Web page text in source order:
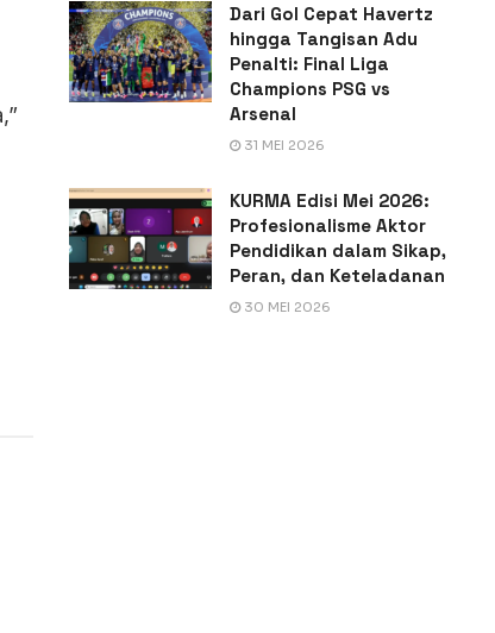
Dari Gol Cepat Havertz
hingga Tangisan Adu
Penalti: Final Liga
Champions PSG vs
Arsenal
31 MEI 2026
KURMA Edisi Mei 2026:
Profesionalisme Aktor
Pendidikan dalam Sikap,
Peran, dan Keteladanan
30 MEI 2026